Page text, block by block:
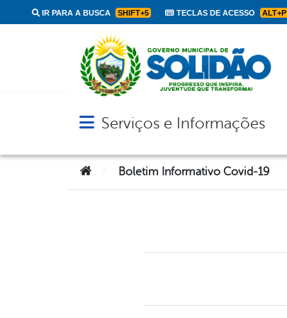
IR PARA A BUSCA SHIFT+5 TECLAS DE ACESSO ALT+P
Abrir menu principal de navegação
Serviços e Informações
Você está aqui:Boletim Informativo Covid-19